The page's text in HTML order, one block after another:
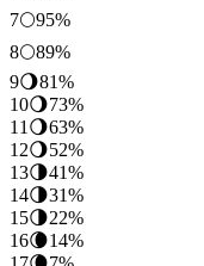
7🌕95%
8🌕89%
9🌖81%
10🌖73%
11🌖63%
12🌖52%
13🌗41%
14🌗31%
15🌗22%
16🌘14%